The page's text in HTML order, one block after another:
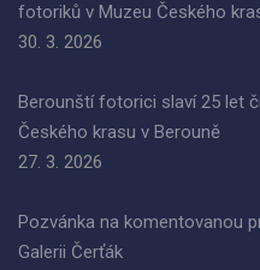
fotoriků v Muzeu Českého
30. 3. 2026
Berounští fotorici slaví 25 let
Českého krasu v Berouně
27. 3. 2026
Pozvánka na komentovanou
Galerii Čerťák